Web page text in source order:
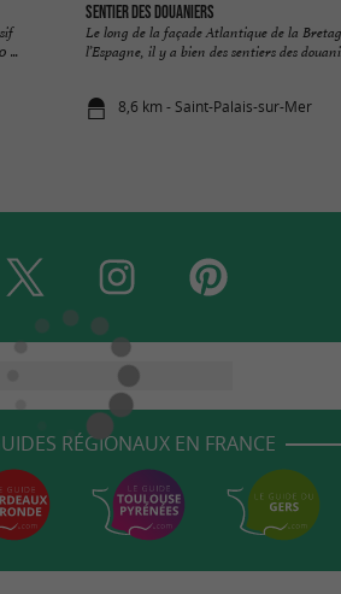
...
Sentier des Douaniers
Le long de la façade Atlantique de la
l’Espagne, il y a bien des sentiers des
8,6 km - Saint-Palais-sur-Mer
RÉGIONAUX EN FRANCE